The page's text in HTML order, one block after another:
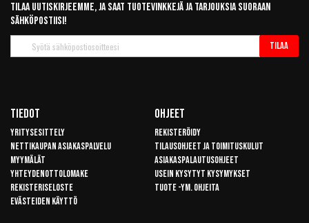
Tilaa uutiskirjeemme, ja saat tuotevinkkejä ja tarjouksia suoraan
sähköpostiisi!
uutiskirje
Tilaa
Tiedot
Yritysesittely
Nettikaupan asiakaspalvelu
Myymälät
Yhteydenottolomake
Rekisteriseloste
Evästeiden käyttö
Ohjeet
Rekisteröidy
Tilausohjeet ja toimituskulut
Asiakaspalautusohjeet
Usein kysytyt kysymykset
Tuote -ym. ohjeita